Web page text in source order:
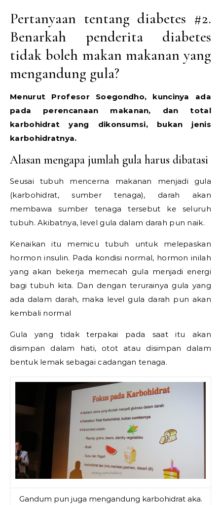
Pertanyaan tentang diabetes #2.
Benarkah penderita diabetes
tidak boleh makan makanan yang
mengandung gula?
Menurut Profesor Soegondho, kuncinya ada
pada perencanaan makanan, dan total
karbohidrat yang dikonsumsi, bukan jenis
karbohidratnya.
Alasan mengapa jumlah gula harus dibatasi
Seusai tubuh mencerna makanan menjadi gula
(karbohidrat, sumber tenaga), darah akan
membawa sumber tenaga tersebut ke seluruh
tubuh. Akibatnya, level gula dalam darah pun naik.
Kenaikan itu memicu tubuh untuk melepaskan
hormon insulin. Pada kondisi normal, hormon inilah
yang akan bekerja memecah gula menjadi energi
bagi tubuh kita. Dan dengan terurainya gula yang
ada dalam darah, maka level gula darah pun akan
kembali normal
Gula yang tidak terpakai pada saat itu akan
disimpan dalam hati, otot atau disimpan dalam
bentuk lemak sebagai cadangan tenaga.
Gandum pun juga mengandung karbohidrat aka.